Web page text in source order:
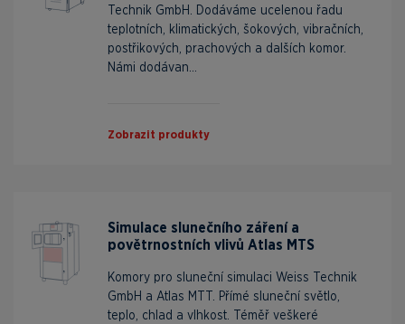
Technik GmbH. Dodáváme ucelenou řadu
teplotních, klimatických, šokových, vibračních,
postřikových, prachových a dalších komor.
Námi dodávan...
Zobrazit produkty
Simulace slunečního záření a
povětrnostních vlivů Atlas MTS
Komory pro sluneční simulaci Weiss Technik
GmbH a Atlas MTT. Přímé sluneční světlo,
teplo, chlad a vlhkost. Téměř veškeré